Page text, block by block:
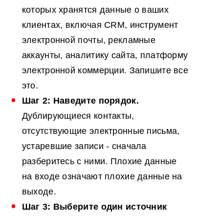
которых хранятся данные о ваших
клиентах, включая CRM, инструмент
электронной почты, рекламные
аккаунты, аналитику сайта, платформу
электронной коммерции. Запишите все
это.
Шаг 2: Наведите порядок.
Дублирующиеся контакты,
отсутствующие электронные письма,
устаревшие записи - сначала
разберитесь с ними. Плохие данные
на входе означают плохие данные на
выходе.
Шаг 3: Выберите один источник